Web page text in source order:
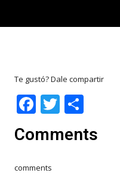
Te gustó? Dale compartir
Facebook
Twitter
Comments
comments